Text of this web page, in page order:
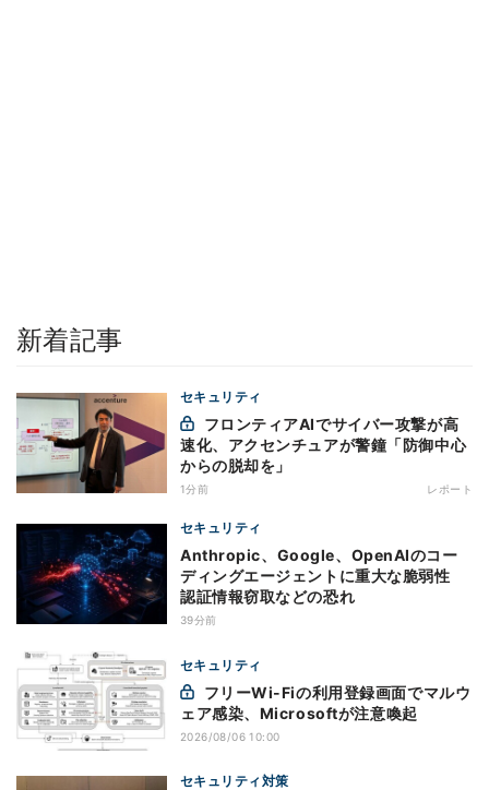
新着記事
セキュリティ
速化、アクセンチュアが警鐘「防御中心
からの脱却を」
1分前 レポート
セキュリティ
Anthropic、Google、OpenAIのコー
ディングエージェントに重大な脆弱性
認証情報窃取などの恐れ
39分前
セキュリティ
ェア感染、Microsoftが注意喚起
2026/08/06 10:00
セキュリティ対策